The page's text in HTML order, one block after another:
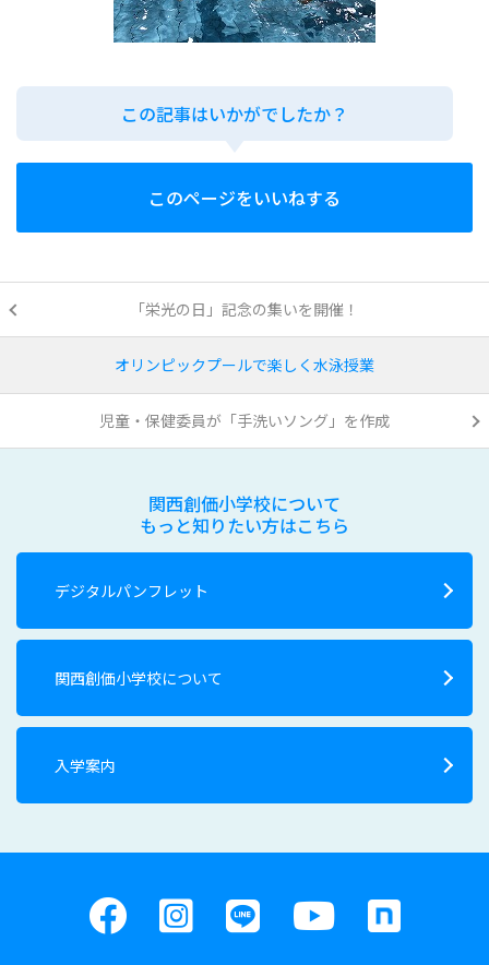
この記事はいかがでしたか？
このページをいいねする
「栄光の日」記念の集いを開催！
オリンピックプールで楽しく水泳授業
児童・保健委員が「手洗いソング」を作成
関西創価小学校について
もっと知りたい方はこちら
デジタルパンフレット
関西創価小学校について
入学案内